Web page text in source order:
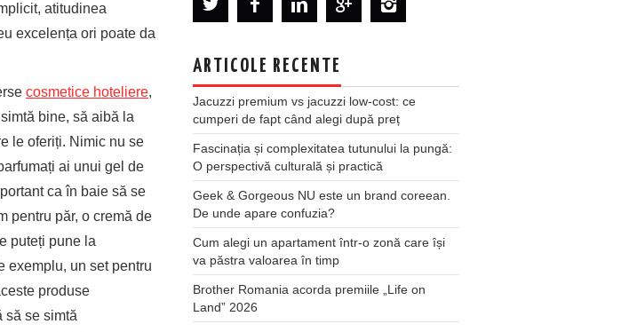
atitudinea
excelența ori poate da
cosmetice hoteliere,
bine, să aibă la
le oferiți. Nimic nu se
ai unui gel de
ca în baie să se
pentru păr, o cremă de
puteți pune la
exemplu, un set pentru
produse
să se simtă
ARTICOLE RECENTE
Jacuzzi premium vs jacuzzi low-cost: ce
cumperi de fapt când alegi după preț
Fascinația și complexitatea tutunului la pungă:
O perspectivă culturală și practică
Geek & Gorgeous NU este un brand coreean.
De unde apare confuzia?
Cum alegi un apartament într-o zonă care își
va păstra valoarea în timp
Brother Romania acorda premiile „Life on
Land” 2026